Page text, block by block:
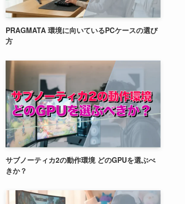
PRAGMATA 環境に向いているPCケースの選び
方
サブノーティカ2の動作環境 どのGPUを選ぶべ
きか？